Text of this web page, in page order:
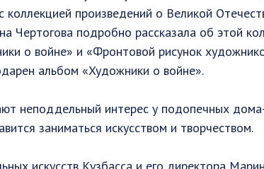
произведений о Великой
Чертогова подробно рассказала об этой
о войне» и «Фронтовой рисунок
альбом «Художники о войне».
неподдельный интерес у подопечных
заниматься искусством и творчеством.